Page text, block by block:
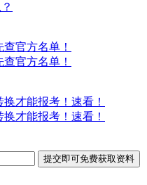
官方名单！
官方名单！
才能报考！速看！
才能报考！速看！